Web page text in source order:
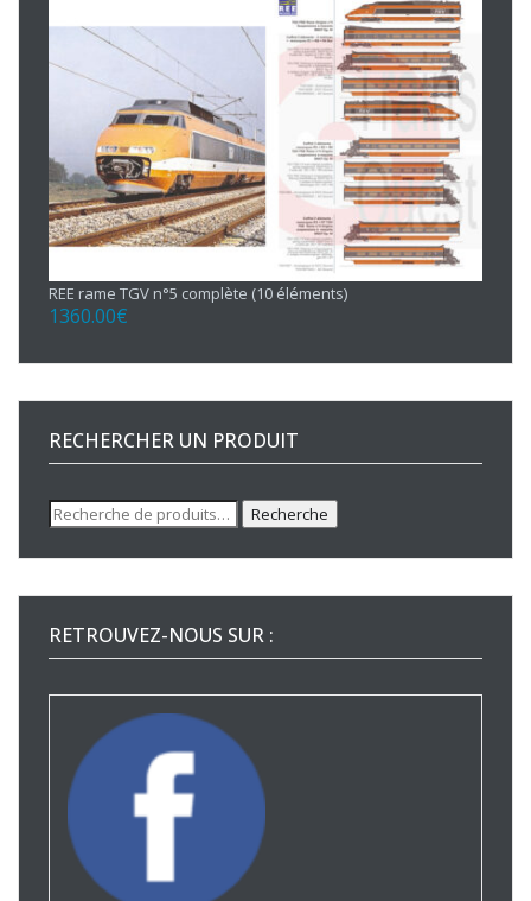
REE rame TGV n°5 complète (10 éléments)
1360.00€
RECHERCHER UN PRODUIT
Recherche
pour :
Recherche
RETROUVEZ-NOUS SUR :